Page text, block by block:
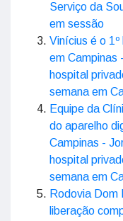
Serviço da
em sessão
Vinícius é o
em Campinas
hospital
semana em
Equipe da
do aparelho
Campinas -
hospital
semana em
Rodovia Dom
liberação